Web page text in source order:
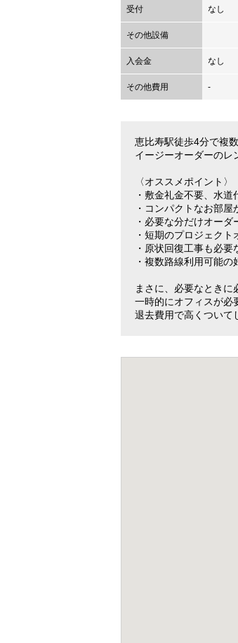
受付 なし
その他設備
入会金 なし
その他費用 -
恵比寿駅徒歩4分で複
イージーオーダーのレ
〈オススメポイント〉
・敷金礼金不要、水道
・コンパクトなお部屋
・必要な分だけオー
・短期のプロジェク
・原状回復工事も必
・複数路線利用可能
まさに、必要なときに
一時的にオフィスが必
退去費用で高くつい